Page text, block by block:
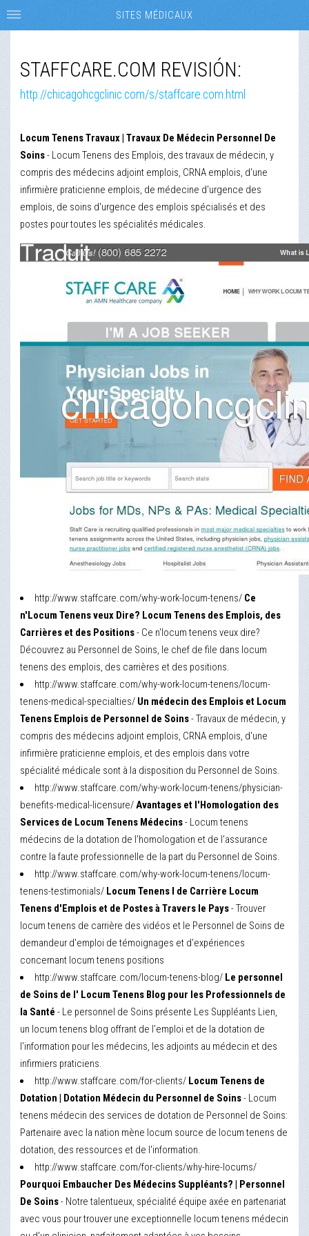
STAFFCARE.COM REVISIÓN:
http://chicagohcgclinic.com/s/staffcare.com.html
Locum Tenens Travaux | Travaux De Médecin Personnel De
Soins- Locum Tenens des Emplois, des travaux de médecin, y
compris des médecins adjoint emplois, CRNA emplois, d'une
infirmière praticienne emplois, de médecine d'urgence des
emplois, de soins d'urgence des emplois spécialisés et des
postes pour toutes les spécialités médicales.
http://www.staffcare.com/why-work-locum-tenens/ Ce
n'Locum Tenens veux Dire? Locum Tenens des Emplois, des
Carrières et des Positions- Ce n'locum tenens veux dire?
Découvrez au Personnel de Soins, le chef de file dans locum
tenens des emplois, des carrières et des positions.
http://www.staffcare.com/why-work-locum-tenens/locum-
tenens-medical-specialties/ Un médecin des Emplois et Locum
Tenens Emplois de Personnel de Soins- Travaux de médecin, y
compris des médecins adjoint emplois, CRNA emplois, d'une
infirmière praticienne emplois, et des emplois dans votre
spécialité médicale sont à la disposition du Personnel de Soins.
http://www.staffcare.com/why-work-locum-tenens/physician-
benefits-medical-licensure/Avantages et l'Homologation des
Services de Locum Tenens Médecins- Locum tenens
médecins de la dotation de l'homologation et de l'assurance
contre la faute professionnelle de la part du Personnel de Soins.
http://www.staffcare.com/why-work-locum-tenens/locum-
tenens-testimonials/ Locum Tenens l de Carrière Locum
Tenens d'Emplois et de Postes à Travers le Pays- Trouver
locum tenens de carrière des vidéos et le Personnel de Soins de
demandeur d'emploi de témoignages et d'expériences
concernant locum tenens positions
http://www.staffcare.com/locum-tenens-blog/ Le personnel
de Soins de l' Locum Tenens Blog pour les Professionnels de
la Santé - Le personnel de Soins présente Les Suppléants Lien,
un locum tenens blog offrant de l'emploi et de la dotation de
l'information pour les médecins, les adjoints au médecin et des
infirmiers praticiens.
http://www.staffcare.com/for-clients/ Locum Tenens de
Dotation | Dotation Médecin du Personnel de Soins- Locum
tenens médecin des services de dotation de Personnel de Soins:
Partenaire avec la nation mène locum source de locum tenens de
dotation, des ressources et de l'information.
http://www.staffcare.com/for-clients/why-hire-locums/
Pourquoi Embaucher Des Médecins Suppléants? | Personnel
De Soins- Notre talentueux, spécialité équipe axée en partenariat
avec vous pour trouver une exceptionnelle locum tenens médecin
SITES MÉDICAUX